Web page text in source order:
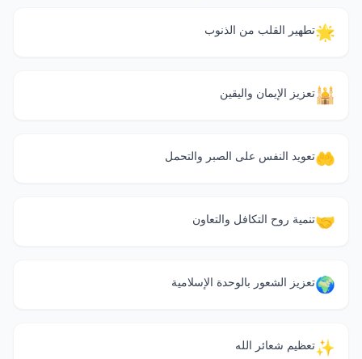
🌟تطهير القلب من الذنوب
🕌تعزيز الإيمان واليقين
🤲تعويد النفس على الصبر والتحمل
🤝تنمية روح التكافل والتعاون
🌍تعزيز الشعور بالوحدة الإسلامية
✨تعظيم شعائر الله